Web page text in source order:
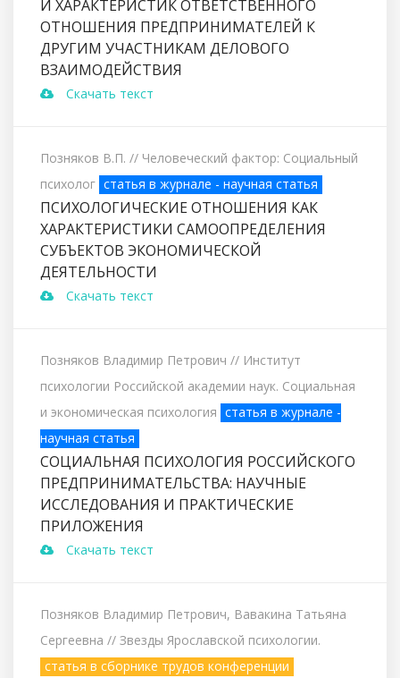
И ХАРАКТЕРИСТИК ОТВЕТСТВЕННОГО
ОТНОШЕНИЯ ПРЕДПРИНИМАТЕЛЕЙ К
ДРУГИМ УЧАСТНИКАМ ДЕЛОВОГО
ВЗАИМОДЕЙСТВИЯ
Скачать текст
Позняков В.П. // Человеческий фактор: Социальный
психолог статья в журнале - научная статья
ПСИХОЛОГИЧЕСКИЕ ОТНОШЕНИЯ КАК
ХАРАКТЕРИСТИКИ САМООПРЕДЕЛЕНИЯ
СУБЪЕКТОВ ЭКОНОМИЧЕСКОЙ
ДЕЯТЕЛЬНОСТИ
Скачать текст
Позняков Владимир Петрович // Институт
психологии Российской академии наук. Социальная
и экономическая психология статья в журнале -
научная статья
СОЦИАЛЬНАЯ ПСИХОЛОГИЯ РОССИЙСКОГО
ПРЕДПРИНИМАТЕЛЬСТВА: НАУЧНЫЕ
ИССЛЕДОВАНИЯ И ПРАКТИЧЕСКИЕ
ПРИЛОЖЕНИЯ
Скачать текст
Позняков Владимир Петрович, Вавакина Татьяна
Сергеевна // Звезды Ярославской психологии.
статья в сборнике трудов конференции